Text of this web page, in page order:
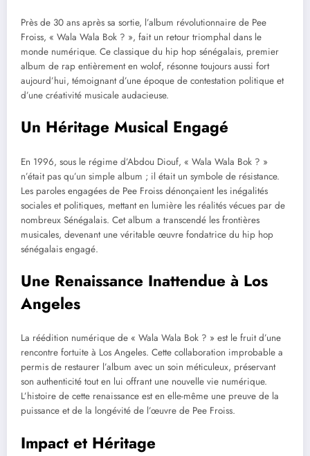
Près de 30 ans après sa sortie, l’album révolutionnaire de Pee
Froiss, « Wala Wala Bok ? », fait un retour triomphal dans le
monde numérique. Ce classique du hip hop sénégalais, premier
album de rap entièrement en wolof, résonne toujours aussi fort
aujourd’hui, témoignant d’une époque de contestation politique et
d’une créativité musicale audacieuse.
Un Héritage Musical Engagé
En 1996, sous le régime d’Abdou Diouf, « Wala Wala Bok ? »
n’était pas qu’un simple album ; il était un symbole de résistance.
Les paroles engagées de Pee Froiss dénonçaient les inégalités
sociales et politiques, mettant en lumière les réalités vécues par de
nombreux Sénégalais. Cet album a transcendé les frontières
musicales, devenant une véritable œuvre fondatrice du hip hop
sénégalais engagé.
Une Renaissance Inattendue à Los
Angeles
La réédition numérique de « Wala Wala Bok ? » est le fruit d’une
rencontre fortuite à Los Angeles. Cette collaboration improbable a
permis de restaurer l’album avec un soin méticuleux, préservant
son authenticité tout en lui offrant une nouvelle vie numérique.
L’histoire de cette renaissance est en elle-même une preuve de la
puissance et de la longévité de l’œuvre de Pee Froiss.
Impact et Héritage